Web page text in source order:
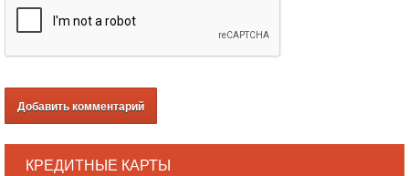
КРЕДИТНЫЕ КАРТЫ